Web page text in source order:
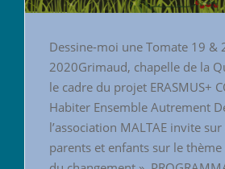
Dessine-moi une Tomate 19 &
2020Grimaud, chapelle de la
le cadre du projet ERASMUS+
Habiter Ensemble Autrement
l’association MALTAE invite
parents et enfants sur le thème